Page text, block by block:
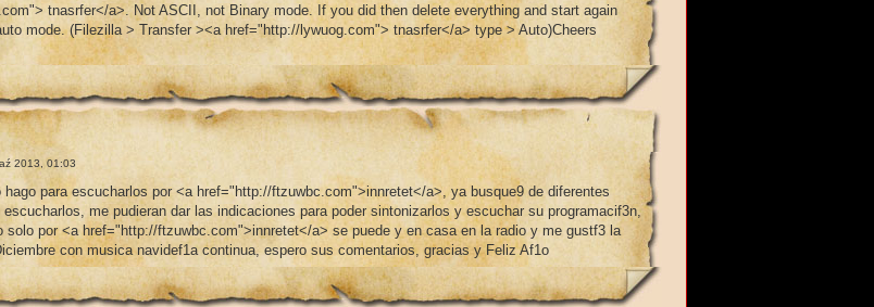
tnasrfer</a>. Not ASCII, not Binary mode. If you did then delete everything and start again
mode. (Filezilla > Transfer ><a href="http://lywuog.com"> tnasrfer</a> type > Auto)Cheers
2013, 01:03
hago para escucharlos por <a href="http://ftzuwbc.com">innretet</a>, ya busque9 de diferentes
escucharlos, me pudieran dar las indicaciones para poder sintonizarlos y escuchar su programacif3n,
solo por <a href="http://ftzuwbc.com">innretet</a> se puede y en casa en la radio y me gustf3 la
con musica navidef1a continua, espero sus comentarios, gracias y Feliz Af1o